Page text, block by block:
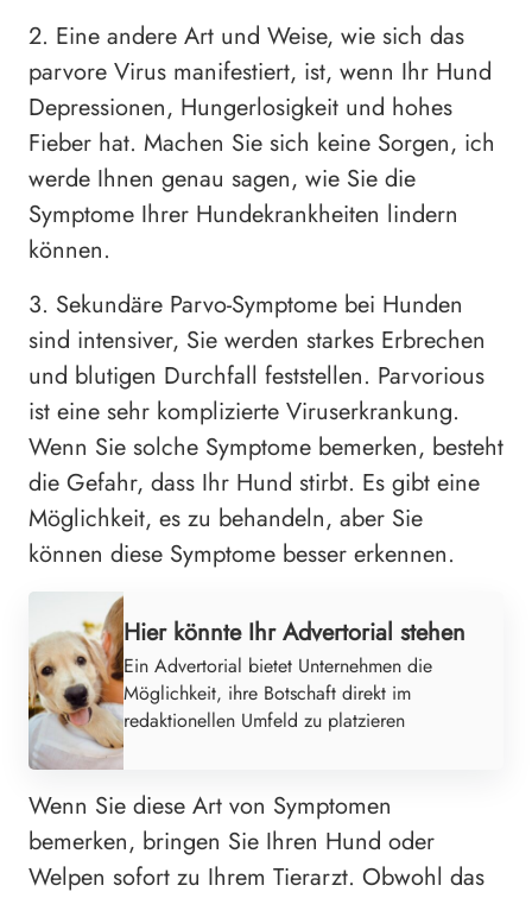
2. Eine andere Art und Weise, wie sich das
parvore Virus manifestiert, ist, wenn Ihr Hund
Depressionen, Hungerlosigkeit und hohes
Fieber hat. Machen Sie sich keine Sorgen, ich
werde Ihnen genau sagen, wie Sie die
Symptome Ihrer Hundekrankheiten lindern
können.
3. Sekundäre Parvo-Symptome bei Hunden
sind intensiver, Sie werden starkes Erbrechen
und blutigen Durchfall feststellen. Parvorious
ist eine sehr komplizierte Viruserkrankung.
Wenn Sie solche Symptome bemerken, besteht
die Gefahr, dass Ihr Hund stirbt. Es gibt eine
Möglichkeit, es zu behandeln, aber Sie
können diese Symptome besser erkennen.
Hier könnte Ihr Advertorial stehen
Ein Advertorial bietet Unternehmen die
Möglichkeit, ihre Botschaft direkt im
redaktionellen Umfeld zu platzieren
Wenn Sie diese Art von Symptomen
bemerken, bringen Sie Ihren Hund oder
Welpen sofort zu Ihrem Tierarzt. Obwohl das